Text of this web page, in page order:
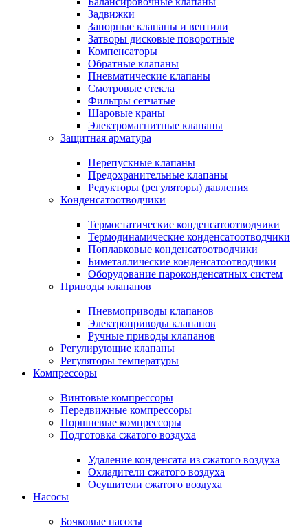
Задвижки
Запорные клапаны и вентили
Затворы дисковые поворотные
Компенсаторы
Обратные клапаны
Пневматические клапаны
Смотровые стекла
Фильтры сетчатые
Шаровые краны
Электромагнитные клапаны
Защитная арматура
Перепускные клапаны
Предохранительные клапаны
Редукторы (регуляторы) давления
Конденсатоотводчики
Термостатические конденсатоотводчики
Термодинамические конденсатоотводчики
Поплавковые конденсатоотводчики
Биметаллические конденсатоотводчики
Оборудование пароконденсатных систем
Приводы клапанов
Пневмоприводы клапанов
Электроприводы клапанов
Ручные приводы клапанов
Регулирующие клапаны
Регуляторы температуры
Компрессоры
Винтовые компрессоры
Передвижные компрессоры
Поршневые компрессоры
Подготовка сжатого воздуха
Удаление конденсата из сжатого воздуха
Охладители сжатого воздуха
Осушители сжатого воздуха
Насосы
Бочковые насосы